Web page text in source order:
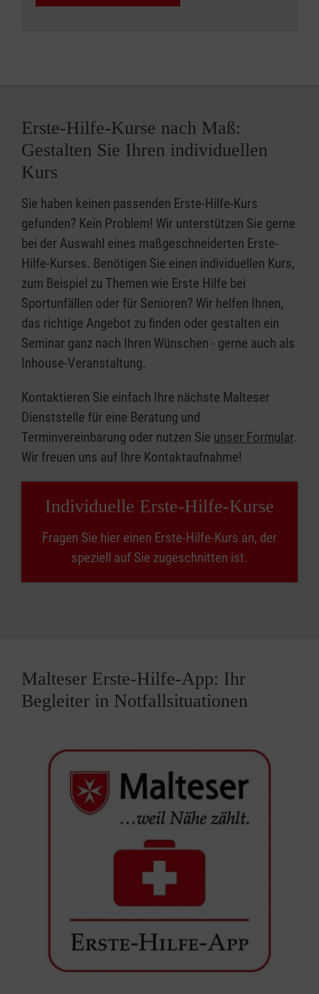
Erste-Hilfe-Kurse nach Maß:
Gestalten Sie Ihren individuellen
Kurs
Sie haben keinen passenden Erste-Hilfe-Kurs
gefunden? Kein Problem! Wir unterstützen Sie gerne
bei der Auswahl eines maßgeschneiderten Erste-
Hilfe-Kurses. Benötigen Sie einen individuellen Kurs,
zum Beispiel zu Themen wie Erste Hilfe bei
Sportunfällen oder für Senioren? Wir helfen Ihnen,
das richtige Angebot zu finden oder gestalten ein
Seminar ganz nach Ihren Wünschen - gerne auch als
Inhouse-Veranstaltung.
Kontaktieren Sie einfach Ihre nächste Malteser
Dienststelle für eine Beratung und
Terminvereinbarung oder nutzen Sie unser Formular.
Wir freuen uns auf Ihre Kontaktaufnahme!
Individuelle Erste-Hilfe-Kurse
Fragen Sie hier einen Erste-Hilfe-Kurs an, der
speziell auf Sie zugeschnitten ist.
Malteser Erste-Hilfe-App: Ihr
Begleiter in Notfallsituationen